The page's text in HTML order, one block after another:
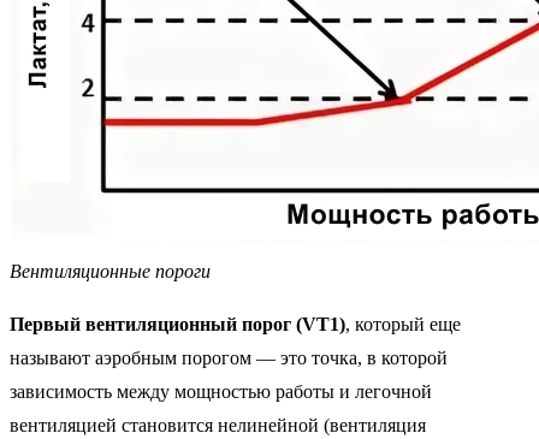
Вентиляционные пороги
Первый вентиляционный порог (VT1), который еще
называют аэробным порогом — это точка, в которой
зависимость между мощностью работы и легочной
вентиляцией становится нелинейной (вентиляция